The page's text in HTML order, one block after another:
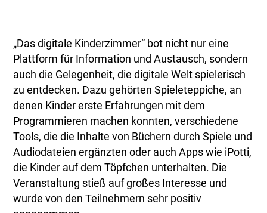
„Das digitale Kinderzimmer“ bot nicht nur eine
Plattform für Information und Austausch, sondern
auch die Gelegenheit, die digitale Welt spielerisch
zu entdecken. Dazu gehörten Spieleteppiche, an
denen Kinder erste Erfahrungen mit dem
Programmieren machen konnten, verschiedene
Tools, die die Inhalte von Büchern durch Spiele und
Audiodateien ergänzten oder auch Apps wie iPotti,
die Kinder auf dem Töpfchen unterhalten. Die
Veranstaltung stieß auf großes Interesse und
wurde von den Teilnehmern sehr positiv